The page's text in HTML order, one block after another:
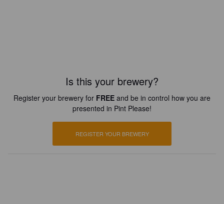
Is this your brewery?
Register your brewery for FREE and be in control how you are
presented in Pint Please!
REGISTER YOUR BREWERY